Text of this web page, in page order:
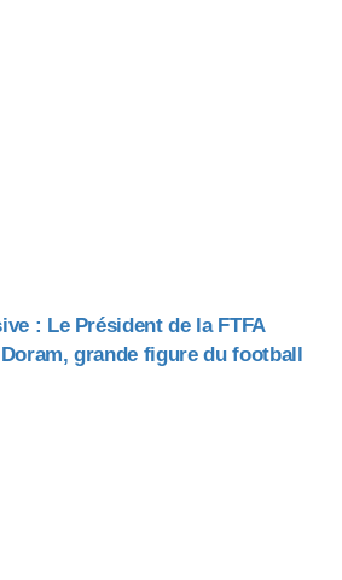
: Le Président de la FTFA
grande figure du football